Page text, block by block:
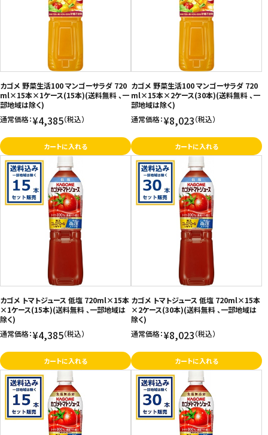
カゴメ 野菜生活100 マンゴーサラダ 720
ml×15本×1ケース(15本)(送料無料 、一
部地域は除く)
通常価格：¥4,385（税込）
カートに入れる
カゴメ 野菜生活100 マンゴーサラダ 720
ml×15本×2ケース(30本)(送料無料 、一
部地域は除く)
通常価格：¥8,023（税込）
カートに入れる
カゴメ トマトジュース 低塩 720ml×15本
×1ケース(15本)(送料無料 、一部地域は
除く)
通常価格：¥4,385（税込）
カートに入れる
カゴメ トマトジュース 低塩 720ml×15本
×2ケース(30本)(送料無料 、一部地域は
除く)
通常価格：¥8,023（税込）
カートに入れる